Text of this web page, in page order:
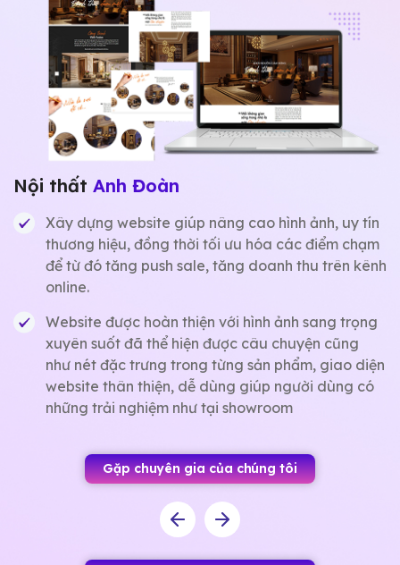
Hạt Long An -Lafoocostore
Xây dựng website riêng dành cho bán các sản
phẩm của công ty có tính năng thanh toán trực
tiếp, theo dõi đơn hàng + vận chuyển
khách hàng có những trải nghiệm mượt mà nhất